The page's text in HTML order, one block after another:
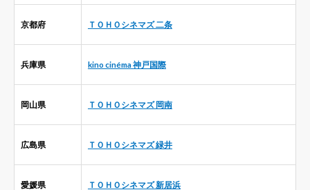
京都府 ＴＯＨＯシネマズ 二条
兵庫県 kino cinéma 神戸国際
岡山県 ＴＯＨＯシネマズ 岡南
広島県 ＴＯＨＯシネマズ 緑井
愛媛県 ＴＯＨＯシネマズ 新居浜